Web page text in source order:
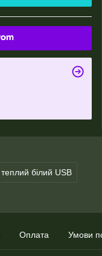
теплий білий USB
Оплата Умови